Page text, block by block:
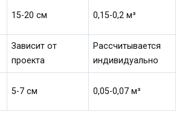
15-20 см 0,15-0,2 м³
Зависит от
проекта
Рассчитывается
индивидуально
5-7 см 0,05-0,07 м³